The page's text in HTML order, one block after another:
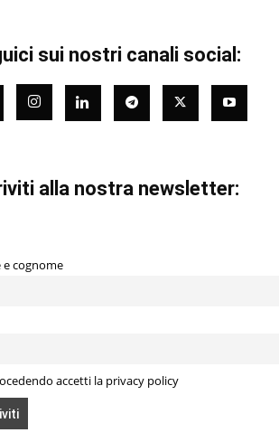
sui nostri canali social:
alla nostra newsletter:
e cognome
accetti la privacy policy